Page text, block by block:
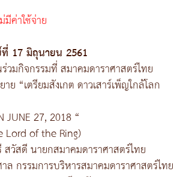
ค่าใช้จ่าย
17 มิถุนายน 2561
วมกิจกรรมที่ สมาคมดาราศาสตร์ไทย
ย “เตรียมสังเกต ดาวเสาร์เพ็ญใกล้โลก
JUNE 27, 2018 “
Lord of the Ring)
สวัสดี นายกสมาคมดาราศาสตร์ไทย
ล กรรมการบริหารสมาคมดาราศาสตร์ไทย